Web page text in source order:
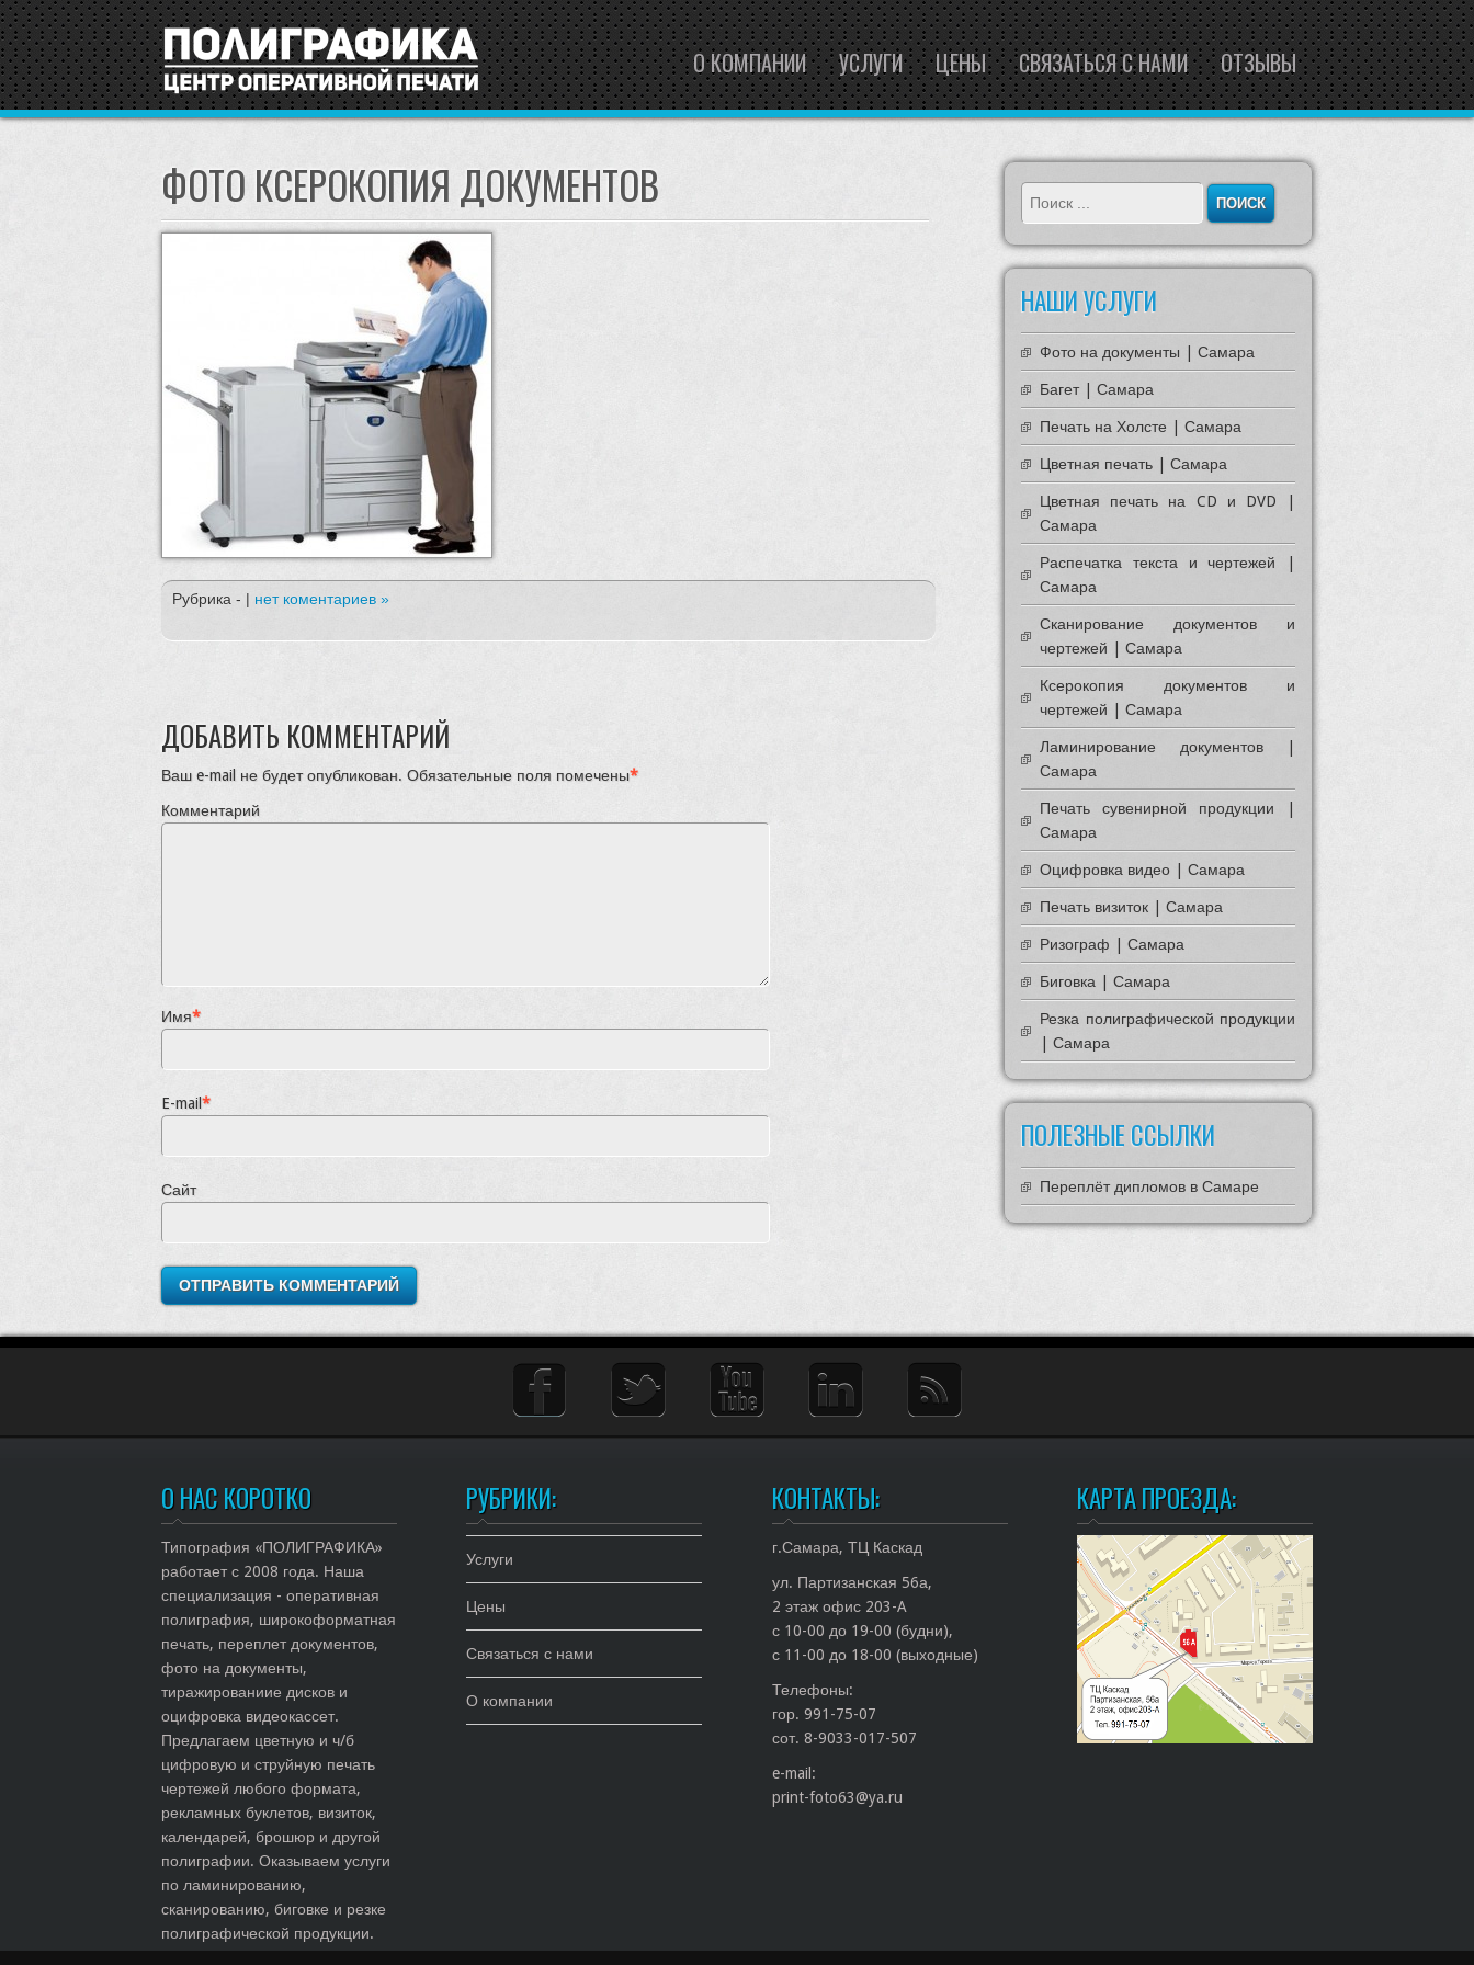
О КОМПАНИИ УСЛУГИ ЦЕНЫ СВЯЗАТЬСЯ С НАМИ ОТЗЫВЫ
ФОТО КСЕРОКОПИЯ ДОКУМЕНТОВ
Рубрика - | нет коментариев »
ДОБАВИТЬ КОММЕНТАРИЙ
Ваш e-mail не будет опубликован. Обязательные поля помечены*
Комментарий
Имя*
E-mail*
Сайт
НАШИ УСЛУГИ
Фото на документы | Самара
Багет | Самара
Печать на Холсте | Самара
Цветная печать | Самара
Цветная печать на CD и DVD |
Самара
Распечатка текста и чертежей |
Самара
Сканирование документов и
чертежей | Самара
Ксерокопия документов и
чертежей | Самара
Ламинирование документов |
Самара
Печать сувенирной продукции |
Самара
Оцифровка видео | Самара
Печать визиток | Самара
Ризограф | Самара
Биговка | Самара
Резка полиграфической продукции
| Самара
ПОЛЕЗНЫЕ ССЫЛКИ
Переплёт дипломов в Самаре
О НАС КОРОТКО
Типография «ПОЛИГРАФИКА»
работает с 2008 года. Наша
специализация - оперативная
полиграфия, широкоформатная
печать, переплет документов,
фото на документы,
тиражированиие дисков и
оцифровка видеокассет.
Предлагаем цветную и ч/б
цифровую и струйную печать
чертежей любого формата,
рекламных буклетов, визиток,
календарей, брошюр и другой
полиграфии. Оказываем услуги
по ламинированию,
сканированию, биговке и резке
полиграфической продукции.
РУБРИКИ:
Услуги
Цены
Связаться с нами
О компании
КОНТАКТЫ:
г.Самара, ТЦ Каскад
ул. Партизанская 56а,
2 этаж офис 203-A
с 10-00 до 19-00 (будни),
с 11-00 до 18-00 (выходные)
Телефоны:
гор. 991-75-07
сот. 8-9033-017-507
e-mail:
print-foto63@ya.ru
КАРТА ПРОЕЗДА: